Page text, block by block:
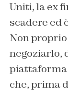
Uniti, la ex
scadere ed
Non
negoziarlo,
piattaforma
che, prima